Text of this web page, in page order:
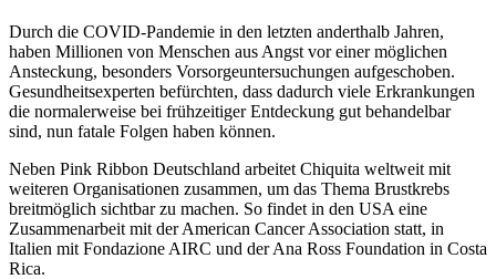
Durch die COVID-Pandemie in den letzten anderthalb Jahren,
haben Millionen von Menschen aus Angst vor einer möglichen
Ansteckung, besonders Vorsorgeuntersuchungen aufgeschoben.
Gesundheitsexperten befürchten, dass dadurch viele Erkrankungen
die normalerweise bei frühzeitiger Entdeckung gut behandelbar
sind, nun fatale Folgen haben können.
Neben Pink Ribbon Deutschland arbeitet Chiquita weltweit mit
weiteren Organisationen zusammen, um das Thema Brustkrebs
breitmöglich sichtbar zu machen. So findet in den USA eine
Zusammenarbeit mit der American Cancer Association statt, in
Italien mit Fondazione AIRC und der Ana Ross Foundation in Costa
Rica.